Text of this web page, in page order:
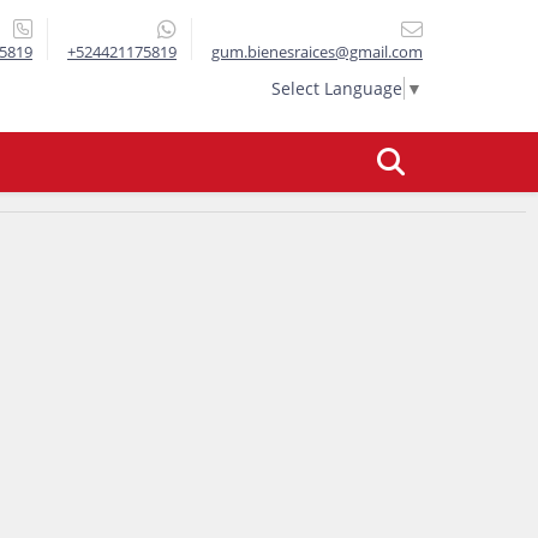
+524421175819 gum.bienesraices@gmail.com
Select Language ▼